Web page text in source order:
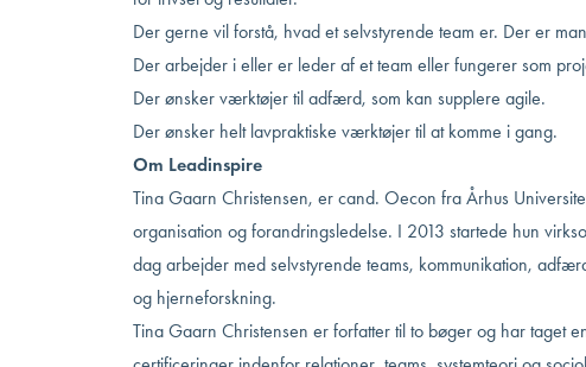
Der gerne vil forstå, hvad et selvstyrende team er. Der er
Der arbejder i eller er leder af et team eller fungerer som
Der ønsker værktøjer til adfærd, som kan supplere agile.
Der ønsker helt lavpraktiske værktøjer til at komme i gang.
Om Leadinspire
Tina Gaarn Christensen, er cand. Oecon fra Århus
organisation og forandringsledelse. I 2013 startede hun
dag arbejder med selvstyrende teams, kommunikation,
og hjerneforskning.
Tina Gaarn Christensen er forfatter til to bøger og har taget